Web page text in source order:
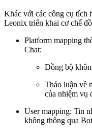
Khác với các công cụ tích
Leonix triển khai cơ chế
Platform mapping
Chat:
Đồng bộ
Thảo luận về
của nhiệm vụ
User mapping: Tin
không thông qua